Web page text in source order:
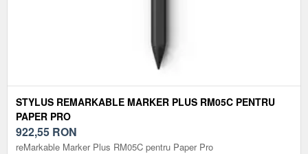
STYLUS REMARKABLE MARKER PLUS RM05C PENTRU
PAPER PRO
922,55 RON
reMarkable Marker Plus RM05C pentru Paper Pro